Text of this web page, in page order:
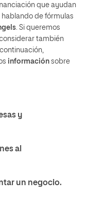
que ayudan
de fórmulas
. Si queremos
también
información sobre
y
al
un negocio.